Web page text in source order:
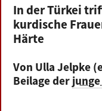
LINKS
In der Türkei
kurdische
Härte
Von Ulla Jelpke
Beilage der